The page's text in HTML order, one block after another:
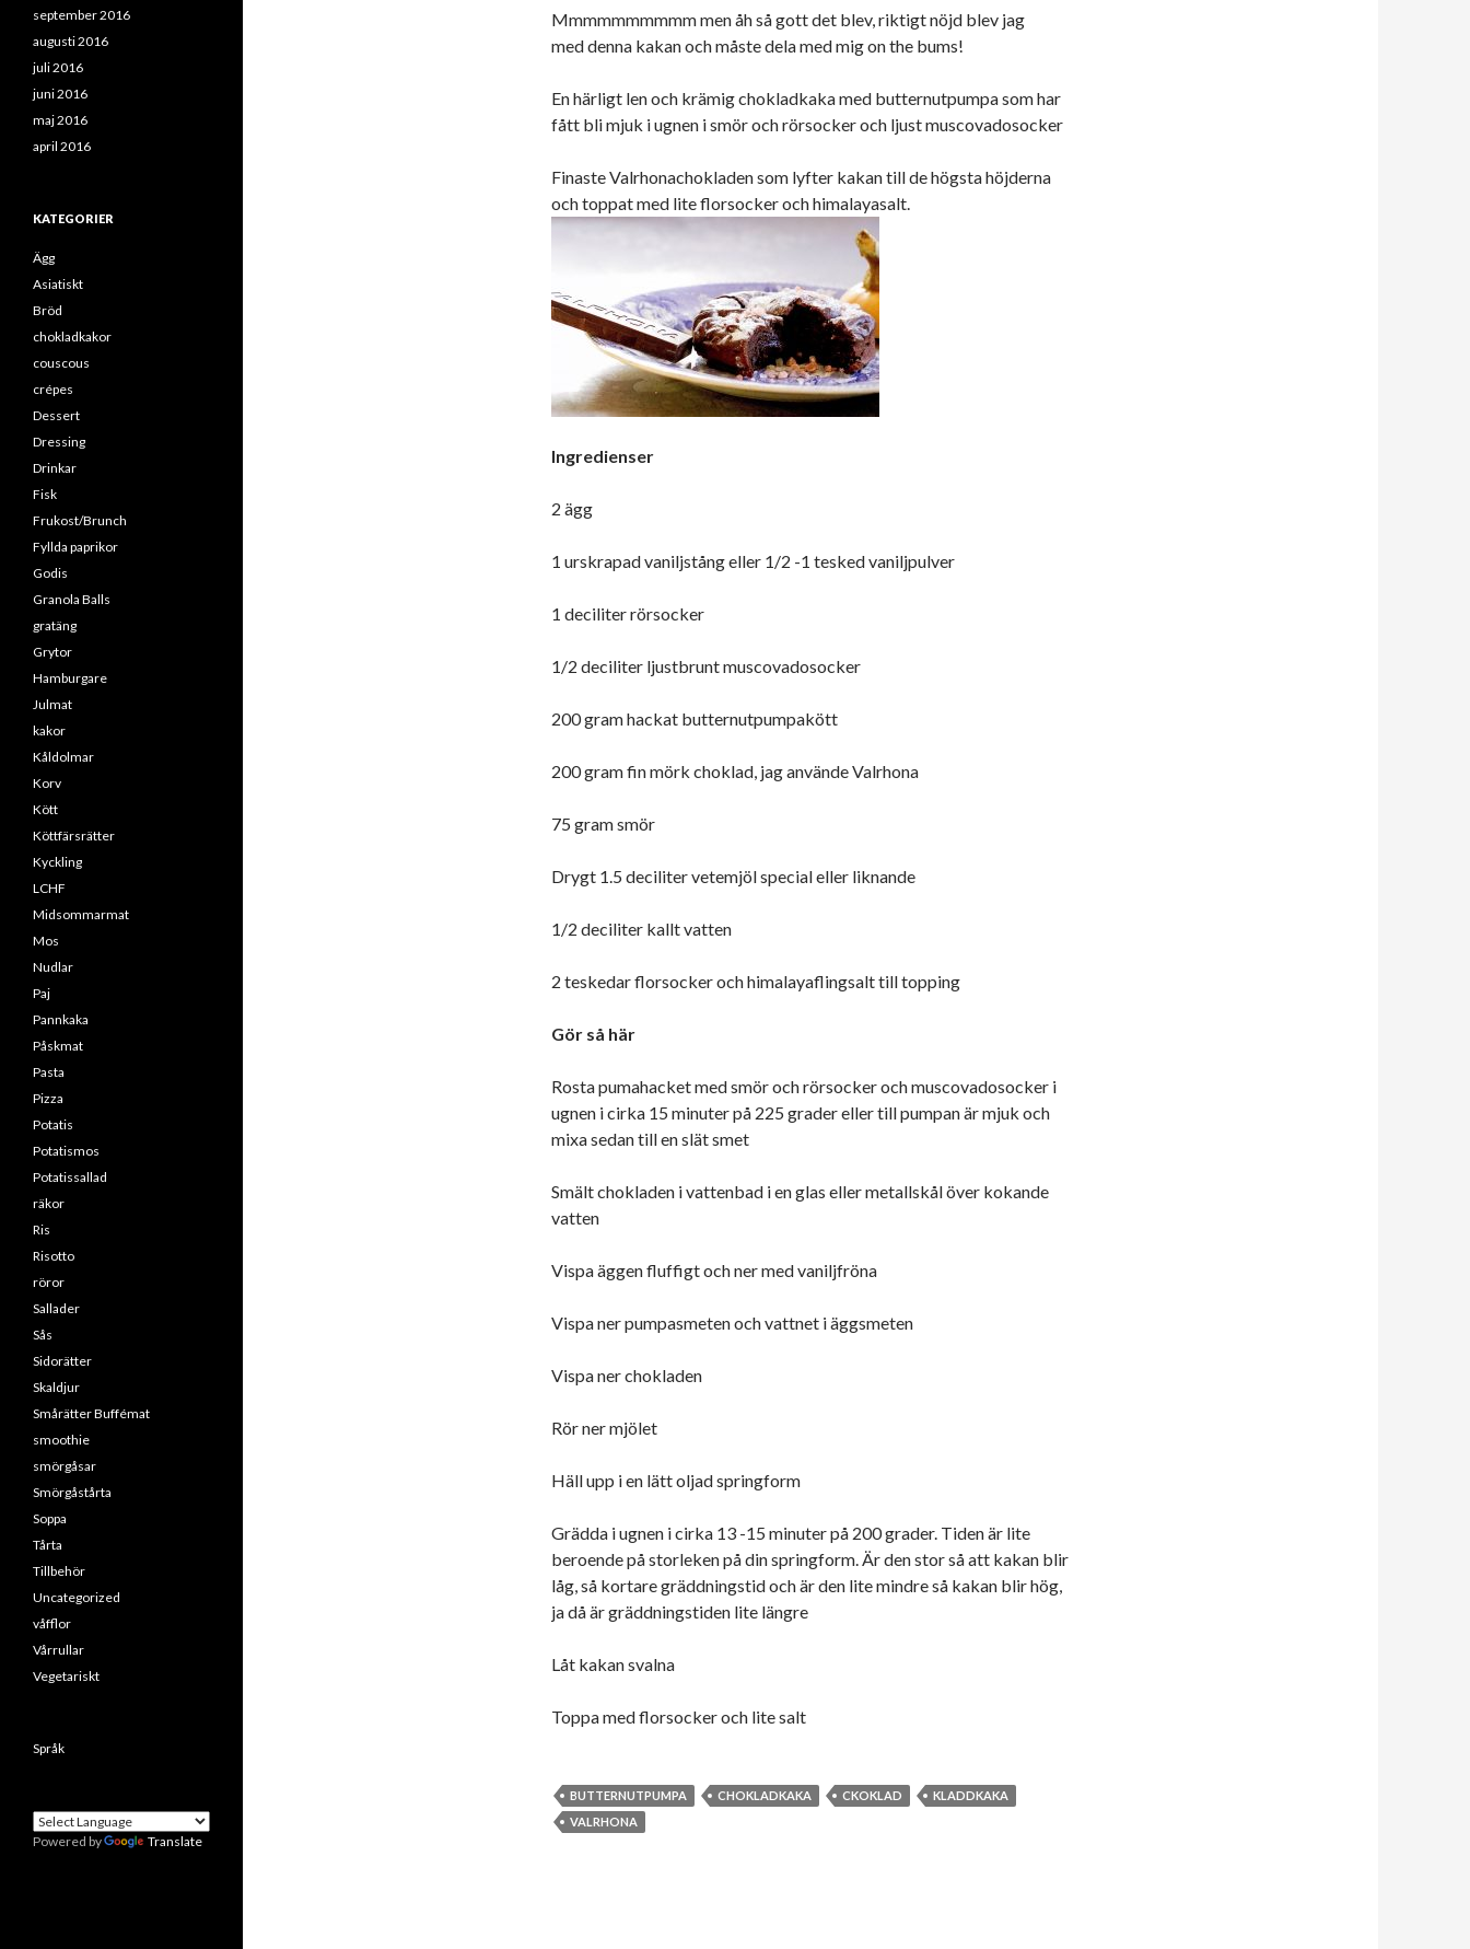
Mmmmmmmmmm men åh så gott det blev, riktigt nöjd blev jag
med denna kakan och måste dela med mig on the bums!
En härligt len och krämig chokladkaka med butternutpumpa som har
fått bli mjuk i ugnen i smör och rörsocker och ljust muscovadosocker
Finaste Valrhonachokladen som lyfter kakan till de högsta höjderna
och toppat med lite florsocker och himalayasalt.
Ingredienser
2 ägg
1 urskrapad vaniljstång eller 1/2 -1 tesked vaniljpulver
1 deciliter rörsocker
1/2 deciliter ljustbrunt muscovadosocker
200 gram hackat butternutpumpakött
200 gram fin mörk choklad, jag använde Valrhona
75 gram smör
Drygt 1.5 deciliter vetemjöl special eller liknande
1/2 deciliter kallt vatten
2 teskedar florsocker och himalayaflingsalt till topping
Gör så här
Rosta pumahacket med smör och rörsocker och muscovadosocker i
ugnen i cirka 15 minuter på 225 grader eller till pumpan är mjuk och
mixa sedan till en slät smet
Smält chokladen i vattenbad i en glas eller metallskål över kokande
vatten
Vispa äggen fluffigt och ner med vaniljfröna
Vispa ner pumpasmeten och vattnet i äggsmeten
Vispa ner chokladen
Rör ner mjölet
Häll upp i en lätt oljad springform
Grädda i ugnen i cirka 13 -15 minuter på 200 grader. Tiden är lite
beroende på storleken på din springform. Är den stor så att kakan blir
låg, så kortare gräddningstid och är den lite mindre så kakan blir hög,
ja då är gräddningstiden lite längre
Låt kakan svalna
Toppa med florsocker och lite salt
BUTTERNUTPUMPA CHOKLADKAKA CKOKLAD
KLADDKAKA
VALRHONA
september 2016
augusti 2016
juli 2016
juni 2016
maj 2016
april 2016
KATEGORIER
Ägg
Asiatiskt
Bröd
chokladkakor
couscous
crépes
Dessert
Dressing
Drinkar
Fisk
Frukost/Brunch
Fyllda paprikor
Godis
Granola Balls
gratäng
Grytor
Hamburgare
Julmat
kakor
Kåldolmar
Korv
Kött
Köttfärsrätter
Kyckling
LCHF
Midsommarmat
Mos
Nudlar
Paj
Pannkaka
Påskmat
Pasta
Pizza
Potatis
Potatismos
Potatissallad
räkor
Ris
Risotto
röror
Sallader
Sås
Sidorätter
Skaldjur
Smårätter Buffémat
smoothie
smörgåsar
Smörgåstårta
Soppa
Tårta
Tillbehör
Uncategorized
våfflor
Vårrullar
Vegetariskt
Språk
Powered by Translate